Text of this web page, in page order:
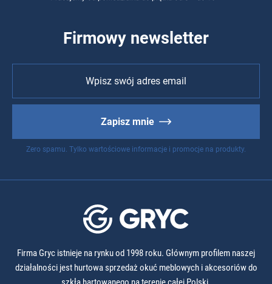
Firmowy newsletter
Zapisz mnie
Zero spamu. Tylko wartościowe informacje i promocje na produkty.
Firma Gryc istnieje na rynku od 1998 roku. Głównym profilem naszej
działalności jest hurtowa sprzedaż okuć meblowych i akcesoriów do